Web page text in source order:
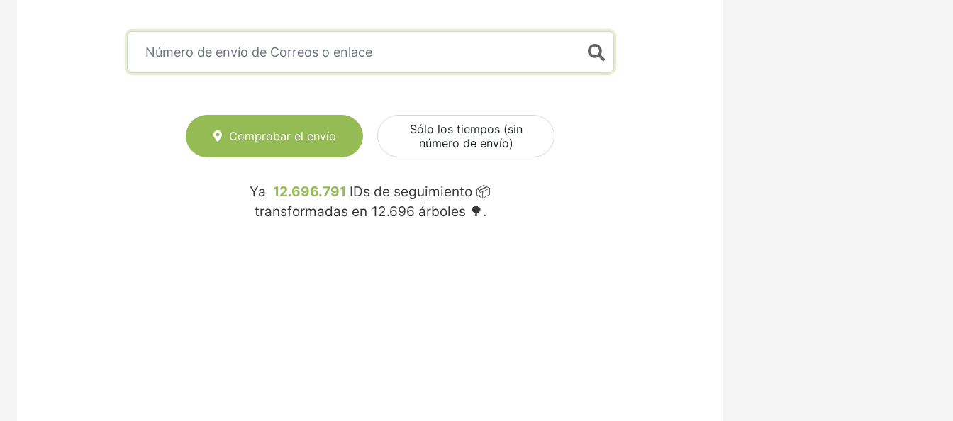
Comprobar el envío
Sólo los tiempos (sin
número de envío)
Ya 12.696.791 IDs de seguimiento 📦
transformadas en 12.696 árboles 🌳.